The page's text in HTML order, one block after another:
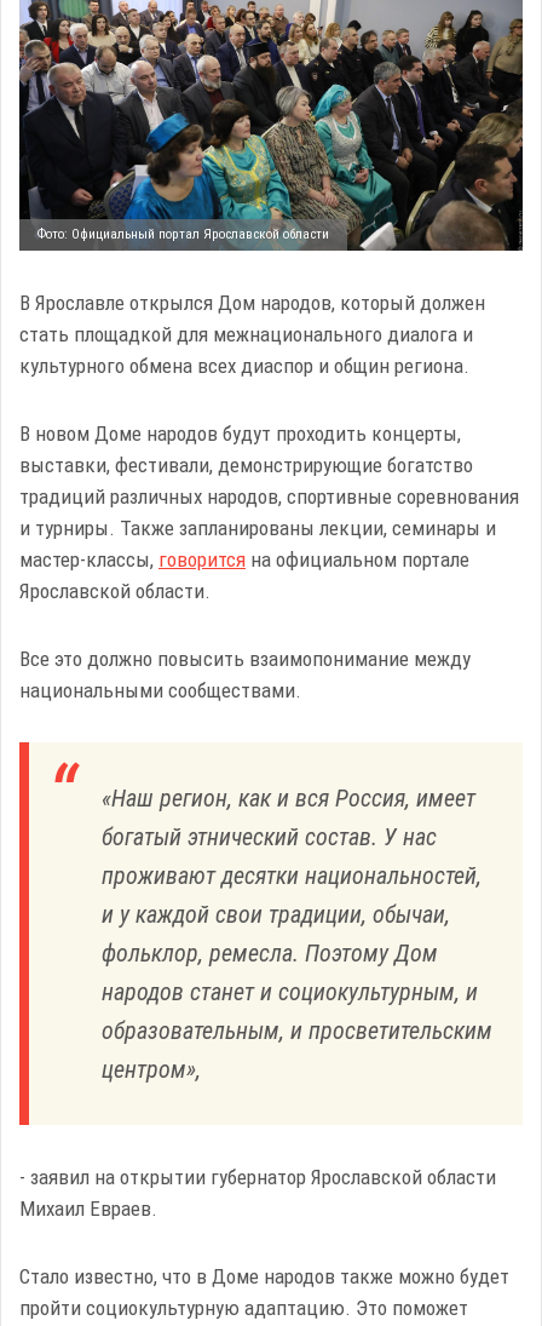
Фото: Официальный портал Ярославской области
В Ярославле открылся Дом народов, который должен
стать площадкой для межнационального диалога и
культурного обмена всех диаспор и общин региона.
В новом Доме народов будут проходить концерты,
выставки, фестивали, демонстрирующие богатство
традиций различных народов, спортивные соревнования
и турниры. Также запланированы лекции, семинары и
мастер-классы, говорится на официальном портале
Ярославской области.
Все это должно повысить взаимопонимание между
национальными сообществами.
«Наш регион, как и вся Россия, имеет
богатый этнический состав. У нас
проживают десятки национальностей,
и у каждой свои традиции, обычаи,
фольклор, ремесла. Поэтому Дом
народов станет и социокультурным, и
образовательным, и просветительским
центром»,
- заявил на открытии губернатор Ярославской области
Михаил Евраев.
Стало известно, что в Доме народов также можно будет
пройти социокультурную адаптацию. Это поможет